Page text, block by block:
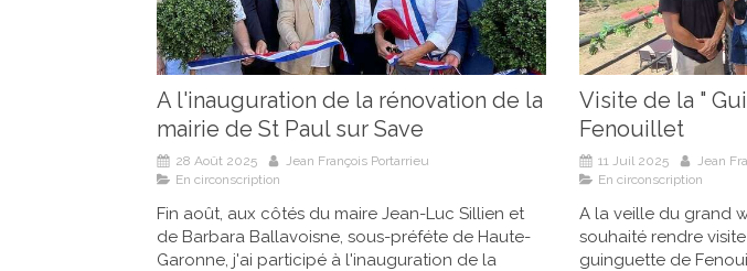
A l'inauguration de la rénovation de la
mairie de St Paul sur Save
28 Août 2025
Jean François Portarrieu
En circonscription
Fin août, aux côtés du maire Jean-Luc Sillien et
de Barbara Ballavoisne, sous-préféte de Haute-
Garonne, j'ai participé à l'inauguration de la
Visite de la "
Fenouillet
11 Juil 2025
Jean
En circonscription
A la veille du grand
souhaité rendre
guinguette de